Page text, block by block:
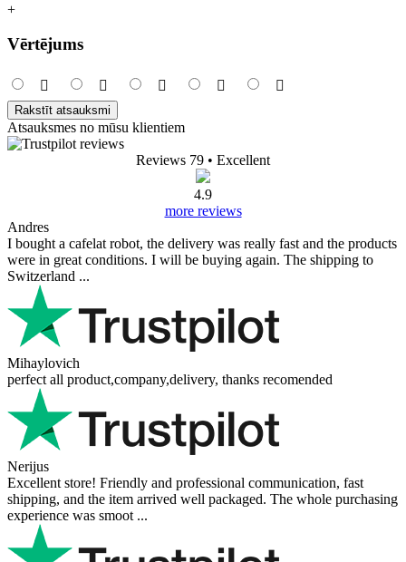
+
Vērtējums
Rakstīt atsauksmi
Atsauksmes no mūsu klientiem
Reviews 79 • Excellent
4.9
more reviews
Andres
I bought a cafelat robot, the delivery was really fast and the products
were in great conditions. I will be buying again. The shipping to
Switzerland ...
Mihaylovich
perfect all product,company,delivery, thanks recomended
Nerijus
Excellent store! Friendly and professional communication, fast
shipping, and the item arrived well packaged. The whole purchasing
experience was smoot ...